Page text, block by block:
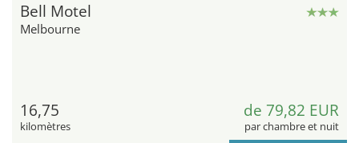
Bell Motel
Melbourne
16,75
kilomètres
de 79,82 EUR
par chambre et nuit